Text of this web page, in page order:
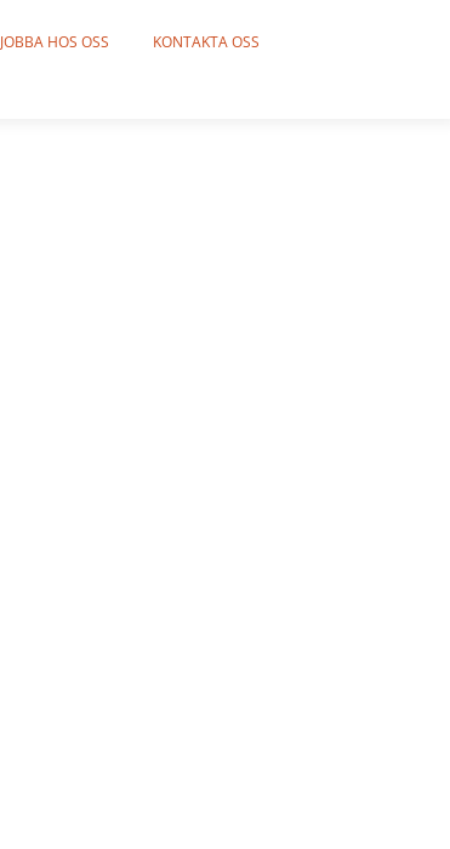
JOBBA HOS OSS
KONTAKTA OSS